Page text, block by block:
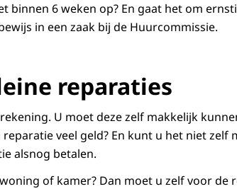
binnen 6 weken op? En gaat het om
in een zaak bij de Huurcommissie.
reparaties
U moet deze zelf makkelijk
veel geld? En kunt u het niet zelf
alsnog betalen.
of kamer? Dan moet u zelf voor de